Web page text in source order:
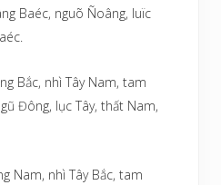
Baéc, nguõ Ñoâng, luïc
Bắc, nhì Tây Nam, tam
Đông, lục Tây, thất Nam,
Nam, nhì Tây Bắc, tam